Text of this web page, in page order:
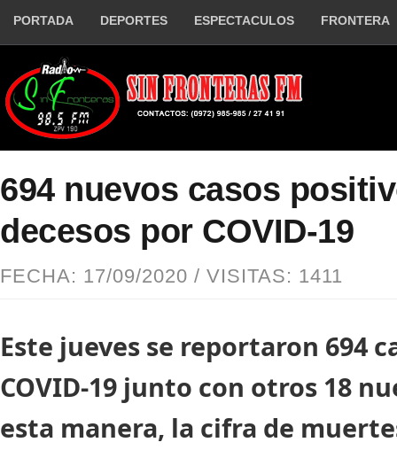
PORTADA DEPORTES ESPECTACULOS FRONTERA
694 nuevos casos
decesos por COVID-19
FECHA: 17/09/2020 / VISITAS: 1411
Este jueves se reportaron 694
COVID-19 junto con otros 18
esta manera, la cifra de